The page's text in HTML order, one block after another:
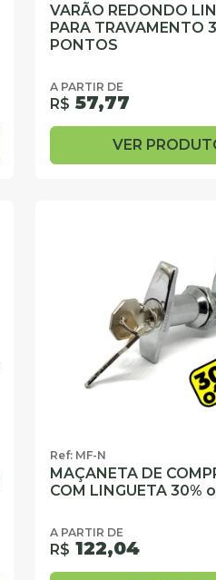
VARÃO REDONDO
PARA TRAVAMENTO 3
PONTOS
A PARTIR DE
R$ 57,77
VER
Ref: MF-N
MAÇANETA DE
COM LINGUETA 30%
A PARTIR DE
R$ 122,04